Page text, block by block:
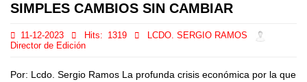
SIMPLES CAMBIOS SIN CAMBIAR
11-12-2023 Hits: 1319
LCDO. SERGIO RAMOS
Director de Edición
Por: Lcdo. Sergio Ramos La profunda crisis económica por la que